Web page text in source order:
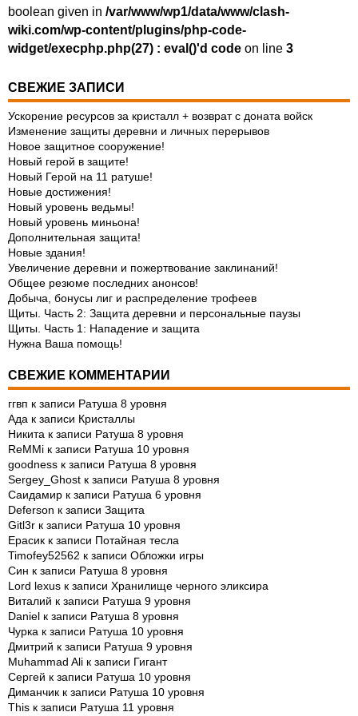
boolean given in /var/www/wp1/data/www/clash-
wiki.com/wp-content/plugins/php-code-
widget/execphp.php(27) : eval()'d code on line 3
СВЕЖИЕ ЗАПИСИ
Ускорение ресурсов за кристалл + возврат с доната войск
Изменение защиты деревни и личных перерывов
Новое защитное сооружение!
Новый герой в защите!
Новый Герой на 11 ратуше!
Новые достижения!
Новый уровень ведьмы!
Новый уровень миньона!
Дополнительная защита!
Новые здания!
Увеличение деревни и пожертвование заклинаний!
Общее резюме последних анонсов!
Добыча, бонусы лиг и распределение трофеев
Щиты. Часть 2: Защита деревни и персональные паузы
Щиты. Часть 1: Нападение и защита
Нужна Ваша помощь!
СВЕЖИЕ КОММЕНТАРИИ
ггвп к записи Ратуша 8 уровня
Ада к записи Кристаллы
Никита к записи Ратуша 8 уровня
ReMMi к записи Ратуша 10 уровня
goodness к записи Ратуша 8 уровня
Sergey_Ghost к записи Ратуша 8 уровня
Саидамир к записи Ратуша 6 уровня
Deferson к записи Защита
Gitl3r к записи Ратуша 10 уровня
Ерасик к записи Потайная тесла
Timofey52562 к записи Обложки игры
Син к записи Ратуша 8 уровня
Lord lexus к записи Хранилище черного эликсира
Виталий к записи Ратуша 9 уровня
Daniel к записи Ратуша 8 уровня
Чурка к записи Ратуша 10 уровня
Дмитрий к записи Ратуша 9 уровня
Muhammad Ali к записи Гигант
Сергей к записи Ратуша 10 уровня
Диманчик к записи Ратуша 10 уровня
This к записи Ратуша 11 уровня